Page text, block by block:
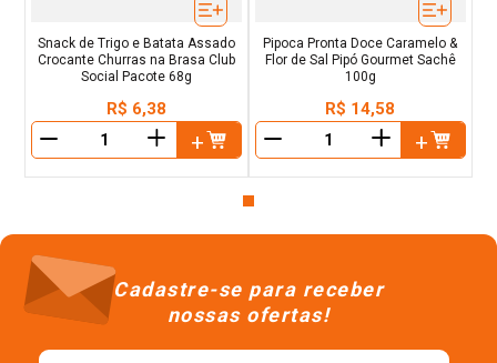
Snack de Trigo e Batata Assado
Crocante Churras na Brasa Club
Social Pacote 68g
R$ 6,38
＋
Pipoca Pronta Doce Caramelo &
Flor de Sal Pipó Gourmet Sachê
100g
R$ 14,58
＋
Cadastre-se para receber
nossas ofertas!